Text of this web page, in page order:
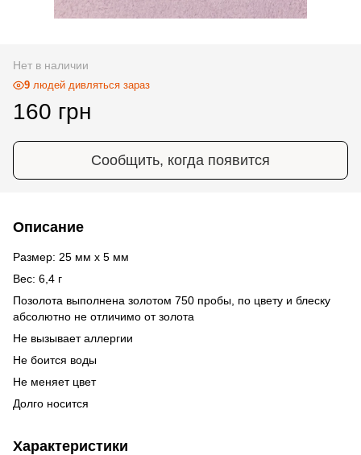
Нет в наличии
9 людей дивляться зараз
160 грн
Сообщить, когда появится
Описание
Размер: 25 мм х 5 мм
Вес: 6,4 г
Позолота выполнена золотом 750 пробы, по цвету и блеску
абсолютно не отличимо от золота
Не вызывает аллергии
Не боится воды
Не меняет цвет
Долго носится
Характеристики